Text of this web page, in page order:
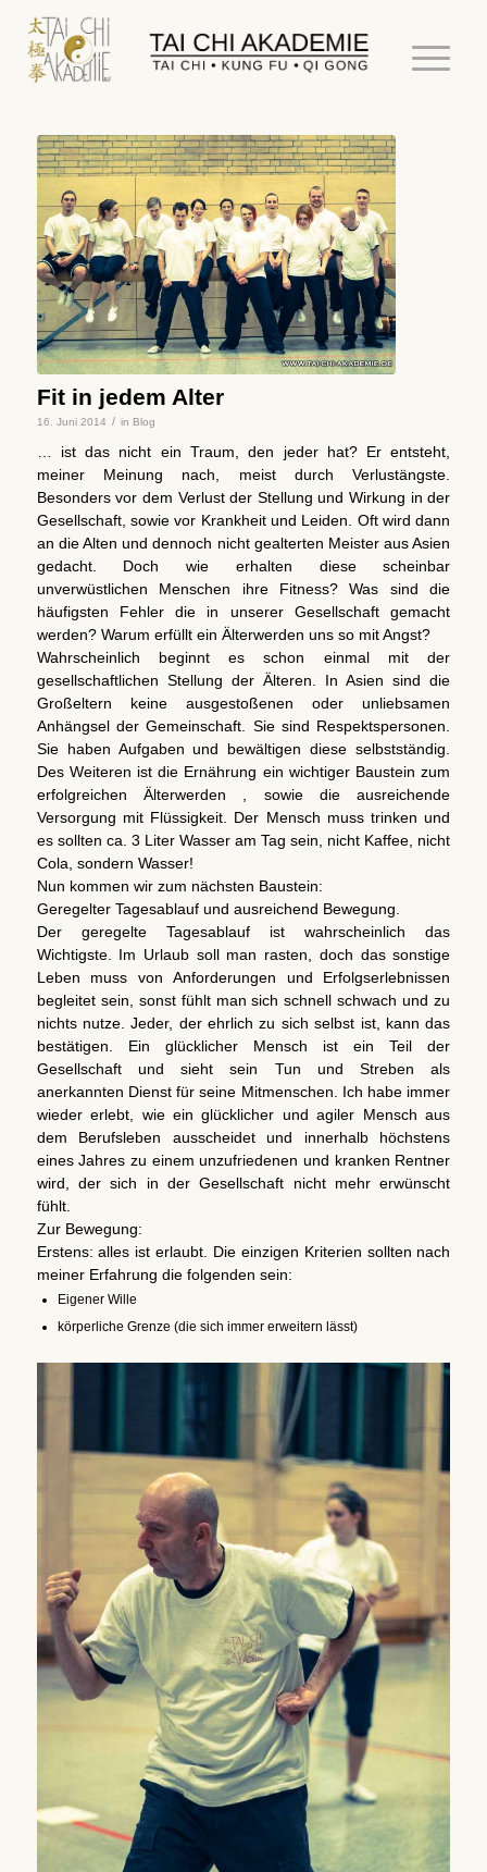
Fit in jedem Alter
16. Juni 2014 / in Blog
… ist das nicht ein Traum, den jeder hat?Er entsteht,
meiner Meinung nach, meist durch Verlustängste.
Besonders vor dem Verlust der Stellung und Wirkung in der
Gesellschaft, sowie vor Krankheit und Leiden. Oft wird dann
an die Alten und dennoch nicht gealterten Meister aus Asien
gedacht. Doch wie erhalten diese scheinbar
unverwüstlichen Menschen ihre Fitness? Was sind die
häufigsten Fehler die in unserer Gesellschaft gemacht
werden? Warum erfüllt ein Älterwerden uns so mit Angst?
Wahrscheinlich beginnt es schon einmal mit der
gesellschaftlichen Stellung der Älteren. In Asien sind die
Großeltern keine ausgestoßenen oder unliebsamen
Anhängsel der Gemeinschaft. Sie sind Respektspersonen.
Sie haben Aufgaben und bewältigen diese selbstständig.
Des Weiteren ist die Ernährung ein wichtiger Baustein zum
erfolgreichen Älterwerden , sowie die ausreichende
Versorgung mit Flüssigkeit. Der Mensch muss trinken und
es sollten ca. 3 Liter Wasser am Tag sein, nicht Kaffee, nicht
Cola, sondern Wasser!
Nun kommen wir zum nächsten Baustein:
Geregelter Tagesablauf und ausreichend Bewegung.
Der geregelte Tagesablauf ist wahrscheinlich das
Wichtigste. Im Urlaub soll man rasten, doch das sonstige
Leben muss von Anforderungen und Erfolgserlebnissen
begleitet sein, sonst fühlt man sich schnell schwach und zu
nichts nutze. Jeder, der ehrlich zu sich selbst ist, kann das
bestätigen. Ein glücklicher Mensch ist ein Teil der
Gesellschaft und sieht sein Tun und Streben als
anerkannten Dienst für seine Mitmenschen. Ich habe immer
wieder erlebt, wie ein glücklicher und agiler Mensch aus
dem Berufsleben ausscheidet und innerhalb höchstens
eines Jahres zu einem unzufriedenen und kranken Rentner
wird, der sich in der Gesellschaft nicht mehr erwünscht
fühlt.
Zur Bewegung:
Erstens: alles ist erlaubt. Die einzigen Kriterien sollten nach
meiner Erfahrung die folgenden sein:
Eigener Wille
körperliche Grenze (die sich immer erweitern lässt)